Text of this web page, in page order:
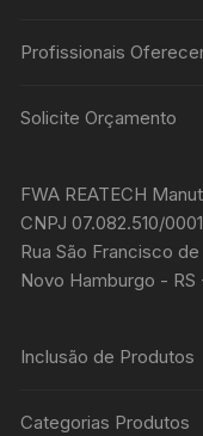
Profissionais
Solicite Orçamento
FWA REATECH
CNPJ 07.082.510/
Rua São Francisco de
Novo Hamburgo -
Inclusão de Produtos
Categorias Produtos